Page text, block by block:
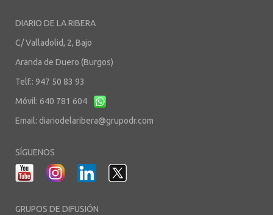
DIARIO DE LA RIBERA
C/ Valladolid, 2, Bajo
Aranda de Duero (Burgos)
Telf.: 947 50 83 93
Móvil: 640 781 604
Email: diariodelaribera@grupodr.com
SÍGUENOS
GRUPOS DE DIFUSIÓN